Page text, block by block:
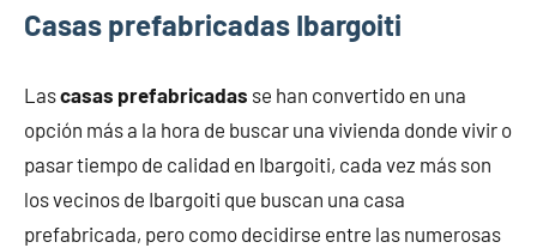
Casas prefabricadas Ibargoiti
Lascasas prefabricadas se han convertido en una
opción más a la hora de buscar una vivienda donde vivir o
pasar tiempo de calidad en Ibargoiti, cada vez más son
los vecinos de Ibargoiti que buscan una casa
prefabricada, pero como decidirse entre las numerosas